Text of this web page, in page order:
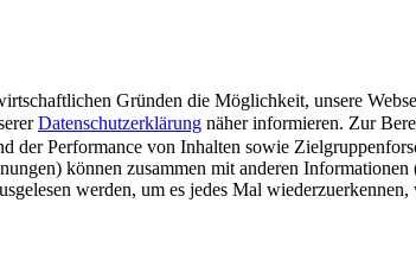
Gründen die Möglichkeit, unsere
Datenschutzerklärung näher informieren. Zur
der Performance von Inhalten sowie
können zusammen mit anderen
werden, um es jedes Mal